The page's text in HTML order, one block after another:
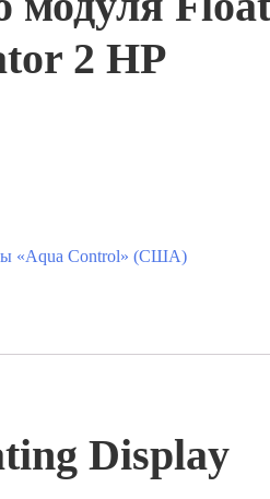
2 HP
«Aqua Control» (США)
Display